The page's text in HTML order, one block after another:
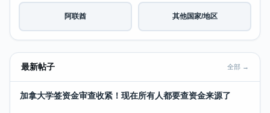
阿联酋 其他国家/地区
最新帖子 全部 →
加拿大学签资金审查收紧！现在所有人都要查资金来源了